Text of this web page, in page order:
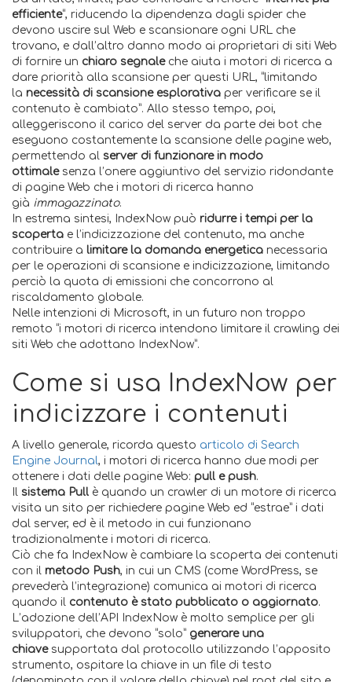
efficiente“, riducendo la dipendenza dagli spider che
devono uscire sul Web e scansionare ogni URL che
trovano, e dall’altro danno modo ai proprietari di siti Web
di fornire un chiaro segnaleche aiuta i motori di ricerca a
dare priorità alla scansione per questi URL, “limitando
la necessità di scansione esplorativa per verificare se il
contenuto è cambiato”. Allo stesso tempo, poi,
alleggeriscono il carico del server da parte dei bot che
eseguono costantemente la scansione delle pagine web,
permettendo al server di funzionare in modo
ottimalesenza l’onere aggiuntivo del servizio ridondante
di pagine Web che i motori di ricerca hanno
già immagazzinato.
In estrema sintesi, IndexNow può ridurre i tempi per la
scoperta e l’indicizzazione del contenuto, ma anche
contribuire a limitare la domanda energetica necessaria
per le operazioni di scansione e indicizzazione, limitando
perciò la quota di emissioni che concorrono al
riscaldamento globale.
Nelle intenzioni di Microsoft, in un futuro non troppo
remoto “i motori di ricerca intendono limitare il crawling dei
siti Web che adottano IndexNow”.
Come si usa IndexNow per
indicizzare i contenuti
A livello generale, ricorda questo articolo di Search
Engine Journal, i motori di ricerca hanno due modi per
ottenere i dati delle pagine Web: pull e push.
Il sistema Pull è quando un crawler di un motore di ricerca
visita un sito per richiedere pagine Web ed “estrae” i dati
dal server, ed è il metodo in cui funzionano
tradizionalmente i motori di ricerca.
Ciò che fa IndexNow è cambiare la scoperta dei contenuti
con il metodo Push, in cui un CMS (come WordPress, se
prevederà l’integrazione) comunica ai motori di ricerca
quando il contenuto è stato pubblicato o aggiornato.
L’adozione dell’API IndexNow è molto semplice per gli
sviluppatori, che devono “solo” generare una
chiavesupportata dal protocollo utilizzando l’apposito
strumento, ospitare la chiave in un file di testo